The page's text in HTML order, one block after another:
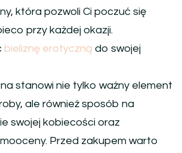
która pozwoli Ci poczuć się
przy każdej okazji.
bieliznę erotyczną do swojej
stanowi nie tylko ważny element
ale również sposób na
swojej kobiecości oraz
Przed zakupem warto